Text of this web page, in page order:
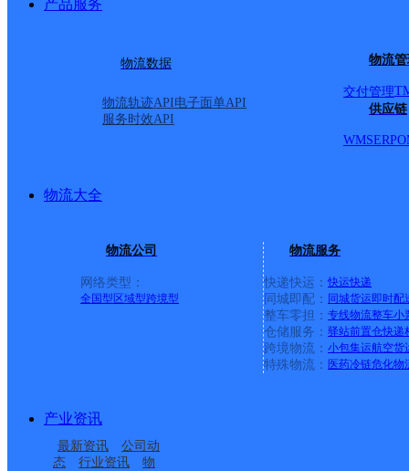
产品服务
物流数据
物流轨迹API电子面单API
服务时效API
物流
交付管理
供应链
WMSERP
物流大全
物流公司
网络类型：
全国型 区域型跨境型
物流服务
快递快运： 快运快递
同城即配： 同城货运即时配
整车零担： 专线物流整车小
仓储服务： 驿站前置仓快递
跨境物流： 小包集运航空货
特殊物流： 医药冷链危化物
产业资讯
最新资讯
公司动
态
行业资讯
物
申通快递 更多号码
地址
派送范围:县城、水东工
详情
首页
尾页